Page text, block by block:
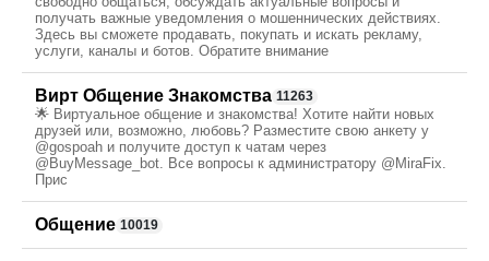
получать важные уведомления о мошеннических действиях.
Здесь вы сможете продавать, покупать и искать рекламу,
услуги, каналы и ботов. Обратите внимание
Вирт Общение Знакомства 11263
🌟 Виртуальное общение и знакомства! Хотите найти новых
друзей или, возможно, любовь? Разместите свою анкету у
@gospoah и получите доступ к чатам через
@BuyMessage_bot. Все вопросы к администратору @MiraFix.
Прис
Общение 10019